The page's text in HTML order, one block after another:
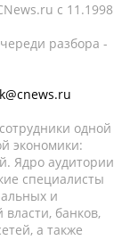
c 11.1998
разбора -
одной
экономики:
Ядро аудитории
специалисты
и
власти, банков,
а также